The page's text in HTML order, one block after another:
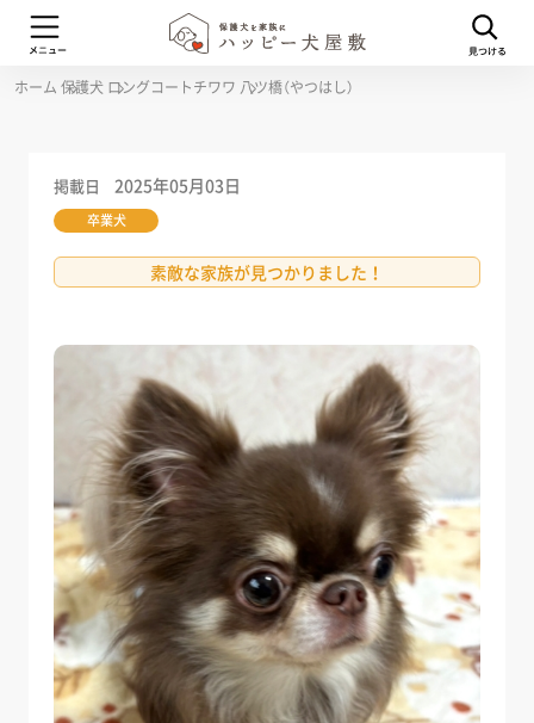
ホーム 保護犬 ロングコートチワワ 八ツ橋（やつはし）
掲載日 2025年05月03日
卒業犬
素敵な家族が見つかりました！